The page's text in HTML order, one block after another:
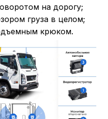
на дорогу;
груза в целом;
крюком.